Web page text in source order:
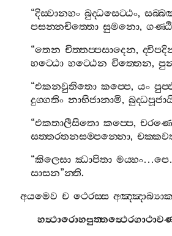
“දිස‍්වානහං බුද‍්ධසෙට‍්ඨං,
පසන‍්නචිත‍්තො සුමනො,
“තෙන චිත‍්තප‍්පසාදෙන,
හට‍්ඨො හට‍්ඨෙන චිත‍්තෙන,
“එකනවුතිතො කප‍්පෙ,යං
දුග‍්ගතිං නාභිජානාමි,
“එකතාලීසිතො කප‍්පෙ,
සත‍්තරතනසම‍්පන‍්නො,
“කිලෙසා ඣාපිතා මය‍්හං…පෙ
සාසන”න‍්ති.
අයමෙව ච ථෙරස‍්ස